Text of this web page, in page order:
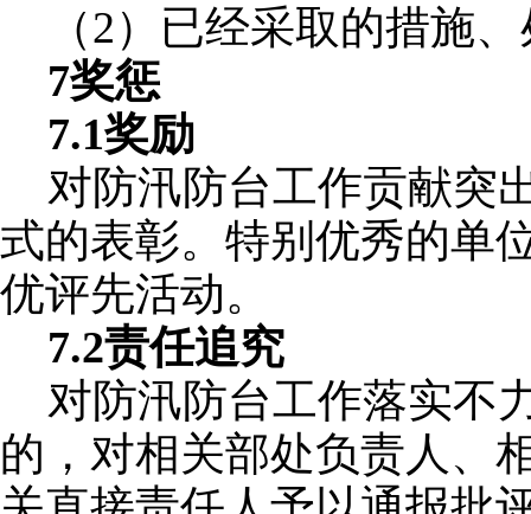
（2）已经采取的措施
7奖惩
7.1奖励
对防汛防台工作贡献突
式的表彰。特别优秀的单
优评先活动。
7.2责任追究
对防汛防台工作落实不
的，对相关部处负责人、